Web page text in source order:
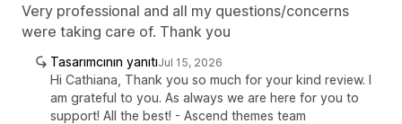
Very professional and all my questions/concerns
were taking care of. Thank you
Tasarımcının yanıtıJul 15, 2026
Hi Cathiana, Thank you so much for your kind review. I
am grateful to you. As always we are here for you to
support! All the best! - Ascend themes team